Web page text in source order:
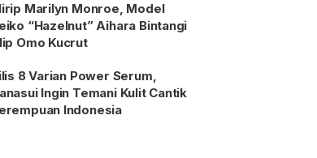
Marilyn Monroe, Model
“Hazelnut” Aihara Bintangi
Omo Kucrut
8 Varian Power Serum,
Ingin Temani Kulit Cantik
Indonesia